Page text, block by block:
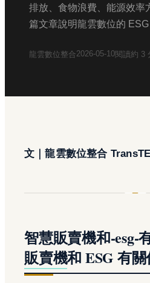
排放、食物浪費、能源效率
篇文章說明龍雲數位的 ESG
龍雲數位整合2026-05-10閱讀約 3
文｜龍雲數位整合
智慧販賣機和-esg-
販賣機和 ESG 有